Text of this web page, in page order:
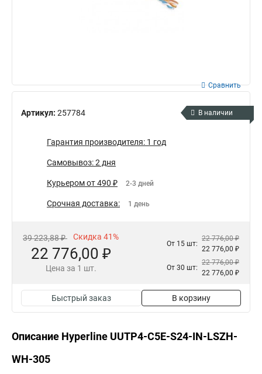
Артикул: 257784
Сравнить
В наличии
Гарантия производителя: 1 год
Самовывоз: 2 дня
Курьером от 490 ₽ 2-3 дней
Срочная доставка: 1 день
39 223,88 ₽ Скидка 41%
22 776,00 ₽
Цена за 1 шт.
От 15 шт:
22 776,00 ₽
22 776,00 ₽
От 30 шт:
22 776,00 ₽
22 776,00 ₽
Быстрый заказ В корзину
Описание Hyperline UUTP4-C5E-S24-IN-LSZH-
WH-305